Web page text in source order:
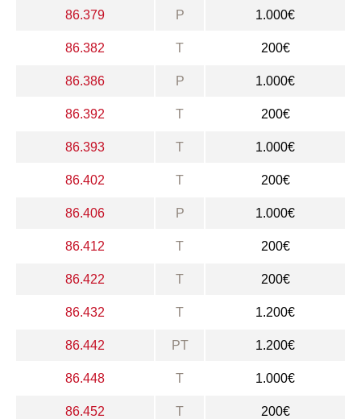
86.379 P 1.000€
86.382 T 200€
86.386 P 1.000€
86.392 T 200€
86.393 T 1.000€
86.402 T 200€
86.406 P 1.000€
86.412 T 200€
86.422 T 200€
86.432 T 1.200€
86.442 PT 1.200€
86.448 T 1.000€
86.452 T 200€